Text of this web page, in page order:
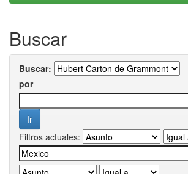
Buscar
Buscar:
por
Filtros actuales: